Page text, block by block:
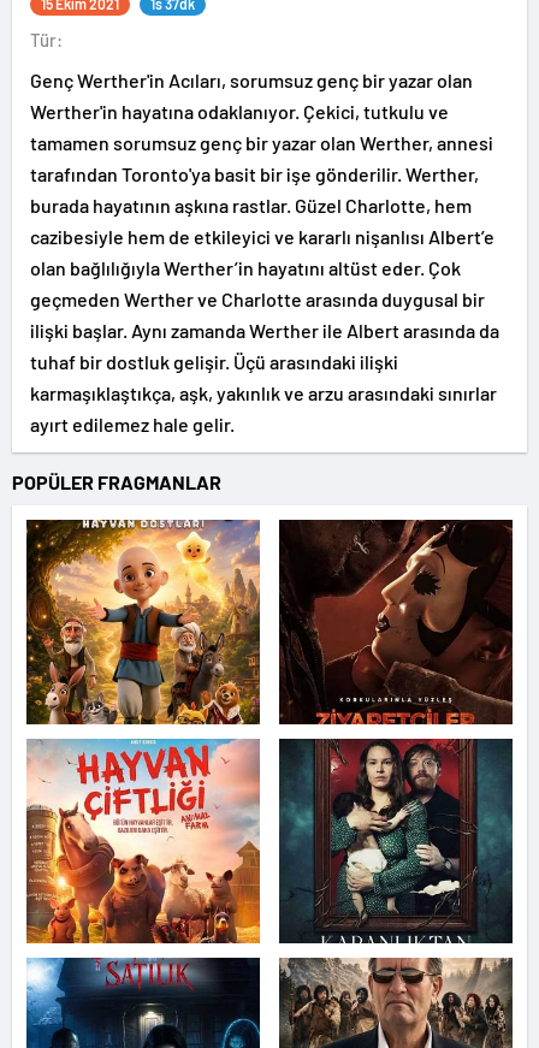
15 Ekim 2021 1s 37dk
Tür:
Genç Werther'in Acıları, sorumsuz genç bir yazar olan
Werther'in hayatına odaklanıyor. Çekici, tutkulu ve
tamamen sorumsuz genç bir yazar olan Werther, annesi
tarafından Toronto'ya basit bir işe gönderilir. Werther,
burada hayatının aşkına rastlar. Güzel Charlotte, hem
cazibesiyle hem de etkileyici ve kararlı nişanlısı Albert’e
olan bağlılığıyla Werther’in hayatını altüst eder. Çok
geçmeden Werther ve Charlotte arasında duygusal bir
ilişki başlar. Aynı zamanda Werther ile Albert arasında da
tuhaf bir dostluk gelişir. Üçü arasındaki ilişki
karmaşıklaştıkça, aşk, yakınlık ve arzu arasındaki sınırlar
ayırt edilemez hale gelir.
POPÜLER FRAGMANLAR